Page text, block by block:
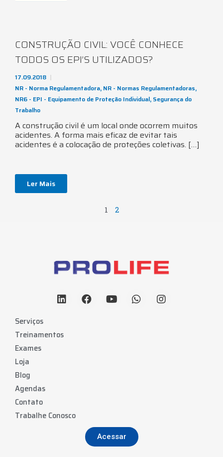
CONSTRUÇÃO CIVIL: VOCÊ CONHECE
TODOS OS EPI’S UTILIZADOS?
17.09.2018
NR - Norma Regulamentadora, NR - Normas Regulamentadoras,
NR6 - EPI - Equipamento de Proteção Individual, Segurança do
Trabalho
A construção civil é um local onde ocorrem muitos
acidentes. A forma mais eficaz de evitar tais
acidentes é a colocação de proteções coletivas. […]
Ler Mais
1 2
Serviços
Treinamentos
Exames
Loja
Blog
Agendas
Contato
Trabalhe Conosco
Acessar